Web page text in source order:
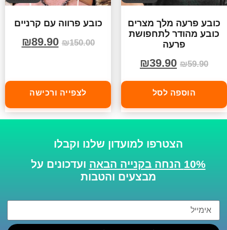
כובע פרעה מלך מצרים
כובע מהודר לתחפושת
פרעה
₪59.90
₪39.90
הוספה לסל
כובע פרווה עם קרניים
₪150.00
₪89.90
לצפייה ורכישה
הצטרפו למועדון שלנו וקבלו
10% הנחה בקנייה הבאה
ועדכונים על
מבצעים והטבות